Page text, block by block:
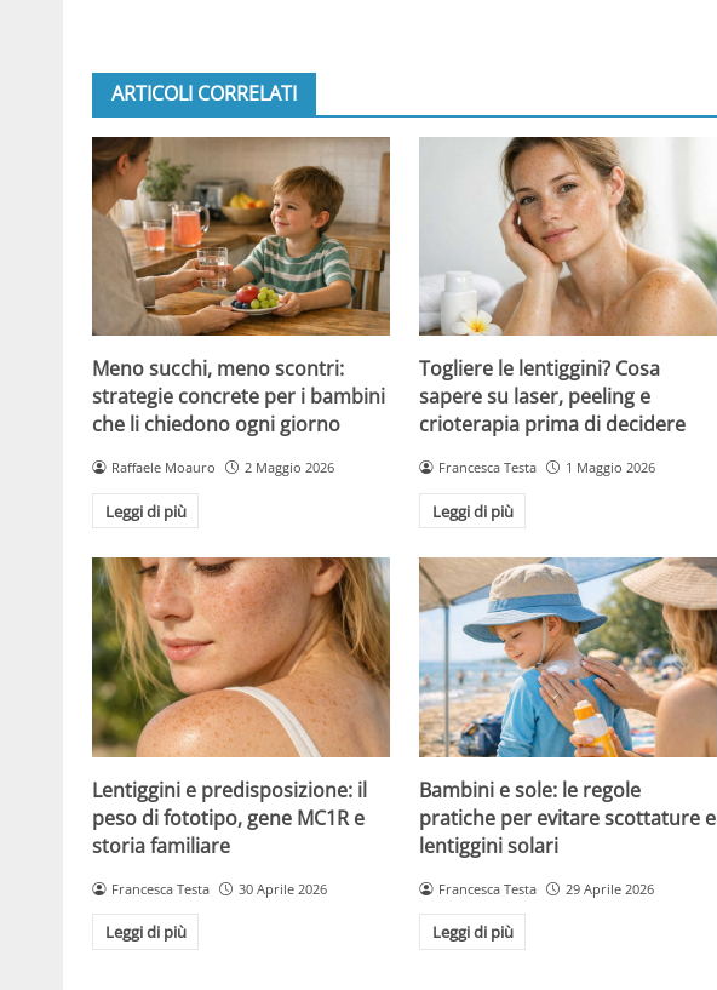
ARTICOLI CORRELATI
Meno succhi, meno scontri:
strategie concrete per i bambini
che li chiedono ogni giorno
Raffaele Moauro 2 Maggio 2026
Leggi di più
Togliere le lentiggini? Cosa
sapere su laser, peeling e
crioterapia prima di decidere
Francesca Testa 1 Maggio 2026
Leggi di più
Lentiggini e predisposizione: il
peso di fototipo, gene MC1R e
storia familiare
Francesca Testa 30 Aprile 2026
Leggi di più
Bambini e sole: le regole
pratiche per evitare scottature e
lentiggini solari
Francesca Testa 29 Aprile 2026
Leggi di più